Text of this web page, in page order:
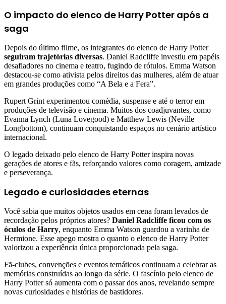
O impacto do elenco de Harry Potter após a
saga
Depois do último filme, os integrantes do elenco de Harry Potter
seguiram trajetórias diversas. Daniel Radcliffe investiu em papéis
desafiadores no cinema e teatro, fugindo de rótulos. Emma Watson
destacou-se como ativista pelos direitos das mulheres, além de atuar
em grandes produções como “A Bela e a Fera”.
Rupert Grint experimentou comédia, suspense e até o terror em
produções de televisão e cinema. Muitos dos coadjuvantes, como
Evanna Lynch (Luna Lovegood) e Matthew Lewis (Neville
Longbottom), continuam conquistando espaços no cenário artístico
internacional.
O legado deixado pelo elenco de Harry Potter inspira novas
gerações de atores e fãs, reforçando valores como coragem, amizade
e perseverança.
Legado e curiosidades eternas
Você sabia que muitos objetos usados em cena foram levados de
recordação pelos próprios atores? Daniel Radcliffe ficou com os
óculos de Harry, enquanto Emma Watson guardou a varinha de
Hermione. Esse apego mostra o quanto o elenco de Harry Potter
valorizou a experiência única proporcionada pela saga.
Fã-clubes, convenções e eventos temáticos continuam a celebrar as
memórias construídas ao longo da série. O fascínio pelo elenco de
Harry Potter só aumenta com o passar dos anos, revelando sempre
novas curiosidades e histórias de bastidores.